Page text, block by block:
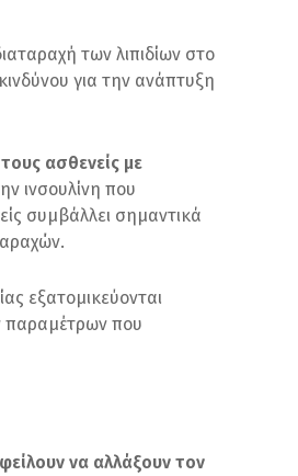
των λιπιδίων στο
για την ανάπτυξη
ασθενείς με
ινσουλίνη που
συμβάλλει σημαντικά
εξατομικεύονται
παραμέτρων που
να αλλάξουν τον